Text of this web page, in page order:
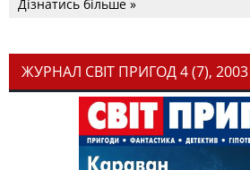
Дізнатись більше »
ЖУРНАЛ СВІТ ПРИГОД 4 (7), 2003